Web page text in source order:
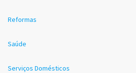
Reformas
Saúde
Serviços Domésticos